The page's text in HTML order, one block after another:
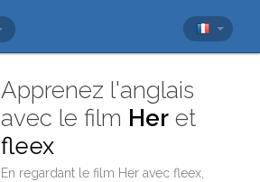
Apprenez l'anglais
avec le film Her et
fleex
En regardant le film Her avecfleex